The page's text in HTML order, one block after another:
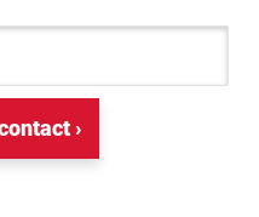
Address
›